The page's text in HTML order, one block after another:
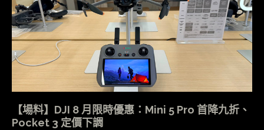
【場料】DJI 8 月限時優惠：Mini 5 Pro 首降九折、
Pocket 3 定價下調